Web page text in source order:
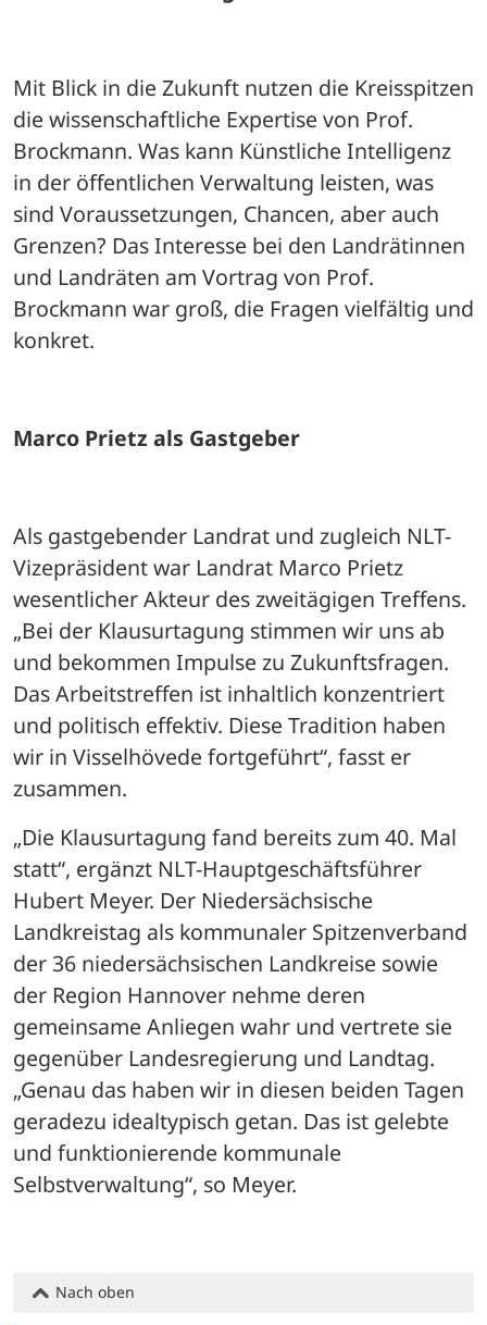
Mit Blick in die Zukunft nutzen die Kreisspitzen
die wissenschaftliche Expertise von Prof.
Brockmann. Was kann Künstliche Intelligenz
in der öffentlichen Verwaltung leisten, was
sind Voraussetzungen, Chancen, aber auch
Grenzen? Das Interesse bei den Landrätinnen
und Landräten am Vortrag von Prof.
Brockmann war groß, die Fragen vielfältig und
konkret.
Marco Prietz als Gastgeber
Als gastgebender Landrat und zugleich NLT-
Vizepräsident war Landrat Marco Prietz
wesentlicher Akteur des zweitägigen Treffens.
„Bei der Klausurtagung stimmen wir uns ab
und bekommen Impulse zu Zukunftsfragen.
Das Arbeitstreffen ist inhaltlich konzentriert
und politisch effektiv. Diese Tradition haben
wir in Visselhövede fortgeführt“, fasst er
zusammen.
„Die Klausurtagung fand bereits zum 40. Mal
statt“, ergänzt NLT-Hauptgeschäftsführer
Hubert Meyer. Der Niedersächsische
Landkreistag als kommunaler Spitzenverband
der 36 niedersächsischen Landkreise sowie
der Region Hannover nehme deren
gemeinsame Anliegen wahr und vertrete sie
gegenüber Landesregierung und Landtag.
„Genau das haben wir in diesen beiden Tagen
geradezu idealtypisch getan. Das ist gelebte
und funktionierende kommunale
Selbstverwaltung“, so Meyer.
Nach oben